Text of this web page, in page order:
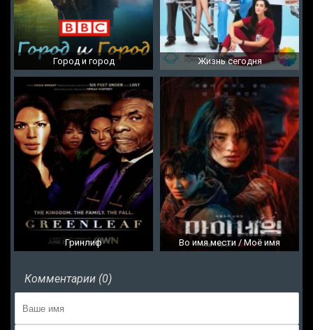
Город и город Жизнь сегодня
Гринлиф Во имя мести / Моё имя
Комментарии (0)